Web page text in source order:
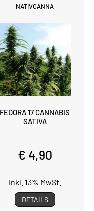
NATIVCANNA
FEDORA 17 CANNABIS
SATIVA
€ 4,90
inkl. 13% MwSt.
DETAILS